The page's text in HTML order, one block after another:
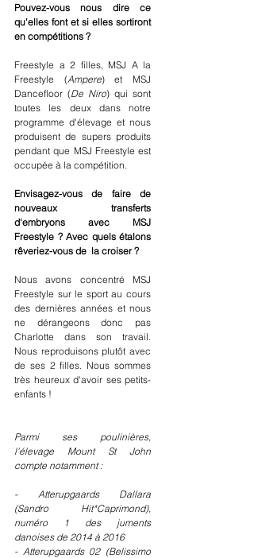
Pouvez-vous nous dire ce
qu'elles font et si elles sortiront
en compétitions ?
Freestyle a 2 filles, MSJ A la
Freestyle (Ampere) et MSJ
Dancefloor (De Niro) qui sont
toutes les deux dans notre
programme d'élevage et nous
produisent de supers produits
pendant que MSJ Freestyle est
occupée à la compétition.
Envisagez-vous de faire de
nouveaux transferts
d'embryons avec MSJ
Freestyle ? Avec quels étalons
rêveriez-vous de  la croiser ?
Nous avons concentré MSJ
Freestyle sur le sport au cours
des dernières années et nous
ne dérangeons donc pas
Charlotte dans son travail.
Nous reproduisons plutôt avec
de ses 2 filles. Nous sommes
très heureux d'avoir ses petits-
enfants !
Parmi ses poulinières,
l'élevage Mount St John
compte notamment :
- Atterupgaards Dallara
(Sandro Hit*Caprimond),
numéro 1 des juments
danoises de 2014 à 2016
- Atterupgaards 02 (Belissimo